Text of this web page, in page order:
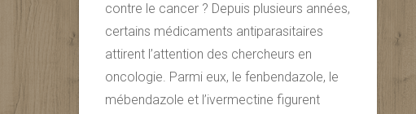
contre le cancer ? Depuis plusieurs années,
certains médicaments antiparasitaires
attirent l’attention des chercheurs en
oncologie. Parmi eux, le fenbendazole, le
mébendazole et l’ivermectine figurent